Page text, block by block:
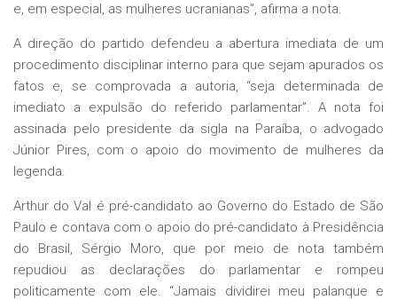
e, em especial, as mulheres ucranianas”, afirma a nota.
A direção do partido defendeu a abertura imediata de um
procedimento disciplinar interno para que sejam apurados os
fatos e, se comprovada a autoria, “seja determinada de
imediato a expulsão do referido parlamentar”. A nota foi
assinada pelo presidente da sigla na Paraíba, o advogado
Júnior Pires, com o apoio do movimento de mulheres da
legenda.
Arthur do Val é pré-candidato ao Governo do Estado de São
Paulo e contava com o apoio do pré-candidato à Presidência
do Brasil, Sérgio Moro, que por meio de nota também
repudiou as declarações do parlamentar e rompeu
politicamente com ele. “Jamais dividirei meu palanque e